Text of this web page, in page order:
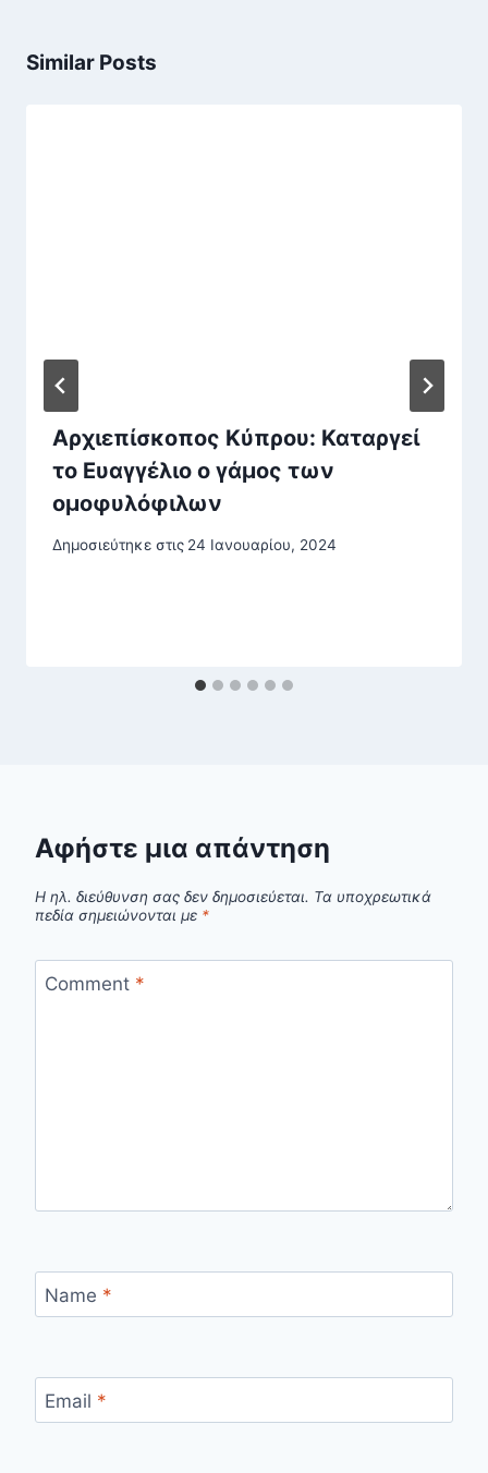
Similar Posts
Aρχιεπίσκοπος Κύπρου: Καταργεί
το Ευαγγέλιο ο γάμος των
ομοφυλόφιλων
Δημοσιεύτηκε στις 24 Ιανουαρίου, 2024
Αφήστε μια απάντηση
Η ηλ. διεύθυνση σας δεν δημοσιεύεται. Τα υποχρεωτικά
πεδία σημειώνονται με *
Comment *
Name *
Email *